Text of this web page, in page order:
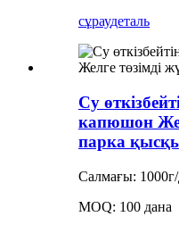
сұраудеталь
Су
капюшон
парка
Салмағы: 1000г/
MOQ: 100 дана